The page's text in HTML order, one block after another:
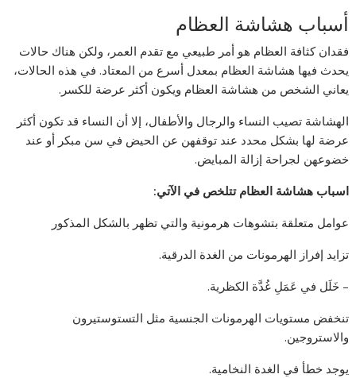
أسباب هشاشة العظام
فقدان كثافة العظام هو أمر طبيعي مع تقدم العمر، ولكن هناك حالات
يحدث فيها هشاشة العظام بمعدل أسرع من المعتاد. في هذه الحالات،
يعاني الشخص من هشاشة العظام ويكون أكثر عرضة للكسر.
الهشاشة تصيب النساء والرجال والأطفال، إلا أن النساء قد تكون أكثر
عرضة لها بشكل محدد عند توقفهن عن الحيض في سن مبكر أو عند
خضوعهن لجراحة إزالة المبايض.
اسباب هشاشة العظام تتلخص في الآتي:
عوامل متعلقة بتشوهات هرمونية والتي تظهر بالشكل المذكور
تزايد إفراز الهرمونات من الغدة الدرقية.
– خَلَل في عَمَلِ غُدَّة الكظرية.
تنخفض مستويات الهرمونات الجنسية مثل التستوستيرون
والاستروجين.
يوجد خطأ في الغدة النخامية.